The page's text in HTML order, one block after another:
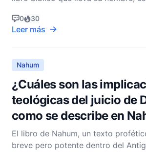
divina y los eventos históricos. El
es principalmente un oráculo contra
capital del imperio asirio, que fue
mundial
0 30
Leer más
Nahum
¿Cuáles son las
teológicas del juicio de
como se describe en
El libro de Nahum, un texto
breve pero potente dentro del